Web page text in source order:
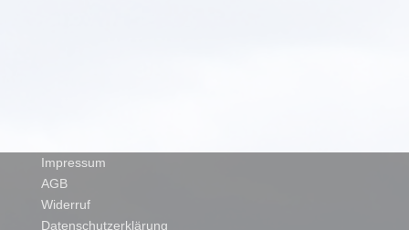
Impressum
AGB
Widerruf
Datenschutzerklärung